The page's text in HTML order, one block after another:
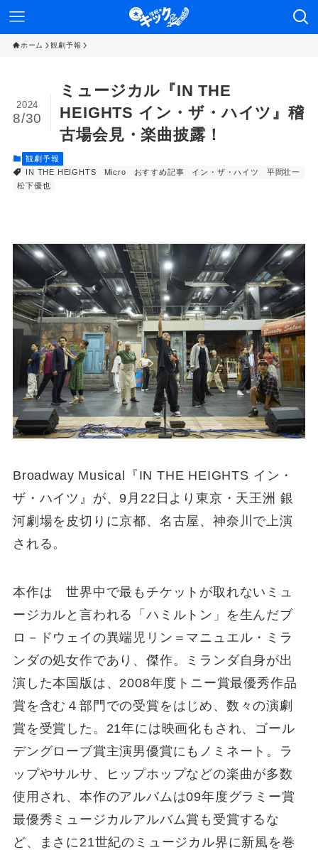
ホーム 観劇予報
ミュージカル『IN THE
HEIGHTS イン・ザ・ハイツ』稽
古場会見・楽曲披露！
2024
8/30
観劇予報
IN THE HEIGHTS
Micro おすすめ記事 イン・ザ・ハイツ
平間壮一
松下優也
Broadway Musical『IN THE HEIGHTS イン・
ザ・ハイツ』が、9月22日より東京・天王洲 銀
河劇場を皮切りに京都、名古屋、神奈川で上演
される。
本作は 世界中で最もチケットが取れないミュ
ージカルと言われる「ハミルトン」を生んだブ
ロ－ドウェイの異端児リン＝マニュエル・ミラ
ンダの処女作であり、傑作。ミランダ自身が出
演した本国版は、2008年度トニー賞最優秀作品
賞を含む４部門での受賞をはじめ、数々の演劇
賞を受賞した。21年には映画化もされ、ゴール
デングローブ賞主演男優賞にもノミネート。ラ
ップやサルサ、ヒップホップなどの楽曲が多数
使用され、本作のアルバムは09年度グラミー賞
最優秀ミュージカルアルバム賞も受賞するな
ど、まさに21世紀のミュージカル界に新風を巻